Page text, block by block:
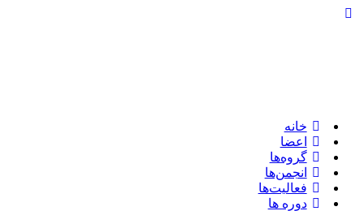
خانه
اعضا
گروه‌ها
انجمن‌ها
فعالیت‌ها
دوره ها